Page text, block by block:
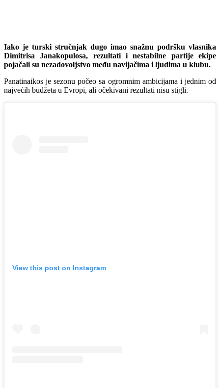
Iako je turski stručnjak dugo imao snažnu podršku vlasnika
Dimitrisa Janakopulosa, rezultati i nestabilne partije ekipe
pojačali su nezadovoljstvo među navijačima i ljudima u klubu.
Panatinaikos je sezonu počeo sa ogromnim ambicijama i jednim od
najvećih budžeta u Evropi, ali očekivani rezultati nisu stigli.
View this post on Instagram